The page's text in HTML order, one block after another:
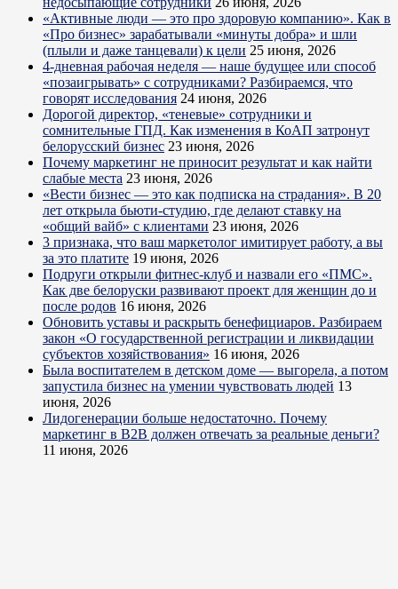
«Активные люди — это про здоровую компанию». Как в
«Про бизнес» зарабатывали «минуты добра» и шли
(плыли и даже танцевали) к цели 25 июня, 2026
4-дневная рабочая неделя — наше будущее или способ
«позаигрывать» с сотрудниками? Разбираемся, что
говорят исследования 24 июня, 2026
Дорогой директор, «теневые» сотрудники и
сомнительные ГПД. Как изменения в КоАП затронут
белорусский бизнес 23 июня, 2026
Почему маркетинг не приносит результат и как найти
слабые места 23 июня, 2026
«Вести бизнес — это как подписка на страдания». В 20
лет открыла бьюти-студию, где делают ставку на
«общий вайб» с клиентами 23 июня, 2026
3 признака, что ваш маркетолог имитирует работу, а вы
за это платите 19 июня, 2026
Подруги открыли фитнес-клуб и назвали его «ПМС».
Как две белоруски развивают проект для женщин до и
после родов 16 июня, 2026
Обновить уставы и раскрыть бенефициаров. Разбираем
закон «О государственной регистрации и ликвидации
субъектов хозяйствования» 16 июня, 2026
Была воспитателем в детском доме — выгорела, а потом
запустила бизнес на умении чувствовать людей 13
июня, 2026
Лидогенерации больше недостаточно. Почему
маркетинг в B2B должен отвечать за реальные деньги?
11 июня, 2026